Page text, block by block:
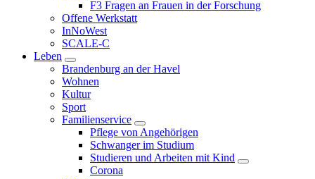
F3 Fragen an Frauen in der Forschung
Offene Werkstatt
InNoWest
SCALE-C
Leben
Brandenburg an der Havel
Wohnen
Kultur
Sport
Familienservice
Pflege von Angehörigen
Schwanger im Studium
Studieren und Arbeiten mit Kind
Corona